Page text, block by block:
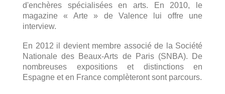
d'enchères spécialisées en arts. En 2010, le
magazine « Arte » de Valence lui offre une
interview.
En 2012 il devient membre associé de la Société
Nationale des Beaux-Arts de Paris (SNBA). De
nombreuses expositions et distinctions en
Espagne et en France complèteront sont parcours.